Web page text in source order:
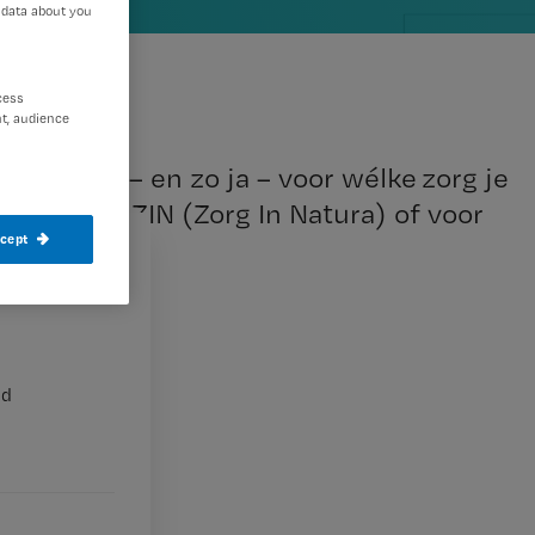
óf je – en zo ja – voor wélke zorg je
voor ZIN (Zorg In Natura) of voor
about you
audience